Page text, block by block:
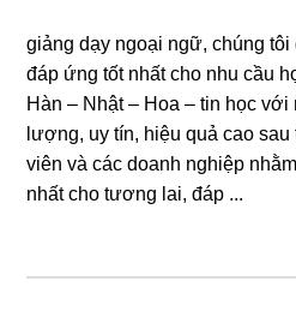
giảng dạy ngoại ngữ, chúng tôi
đáp ứng tốt nhất cho nhu cầu
Hàn – Nhật – Hoa – tin học
lượng, uy tín, hiệu quả cao
viên và các doanh nghiệp
nhất cho tương lai, đáp ...